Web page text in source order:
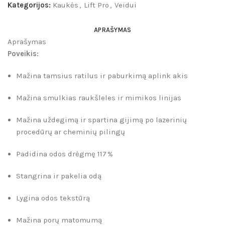
Kategorijos: Kaukės , Lift Pro , Veidui
APRAŠYMAS
Aprašymas
Poveikis:
Mažina tamsius ratilus ir paburkimą aplink akis
Mažina smulkias raukšleles ir mimikos linijas
Mažina uždegimą ir spartina gijimą po lazerinių
procedūrų ar cheminių pilingų
Padidina odos drėgmę 117 %
Stangrina ir pakelia odą
Lygina odos tekstūrą
Mažina porų matomumą